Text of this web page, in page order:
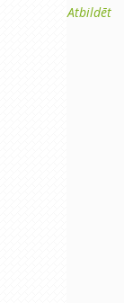
Atbildēt